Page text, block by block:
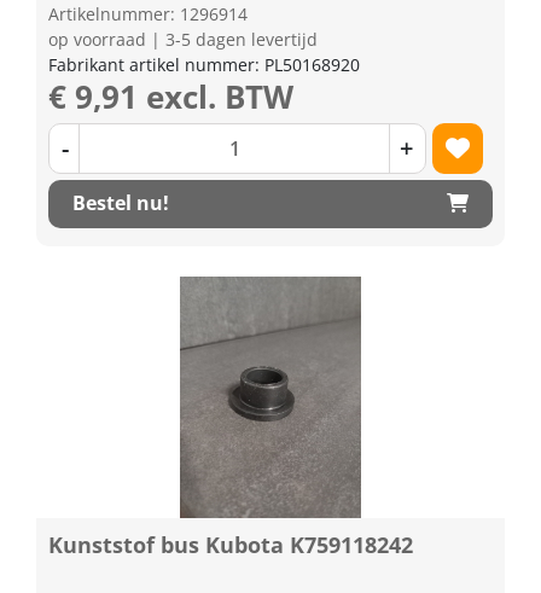
Artikelnummer: 1296914
op voorraad | 3-5 dagen levertijd
Fabrikant artikel nummer: PL50168920
€ 9,91 excl. BTW
- +
Bestel nu!
Kunststof bus Kubota K759118242